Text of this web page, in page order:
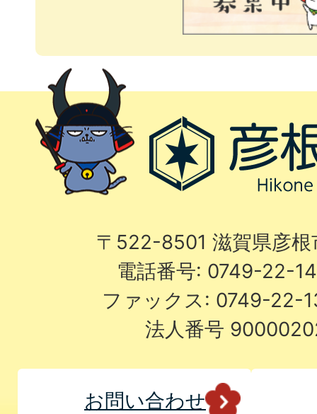
〒522-8501 滋賀県彦
電話番号: 0749-22-
ファックス: 0749-22-
法人番号
お問い合わせ